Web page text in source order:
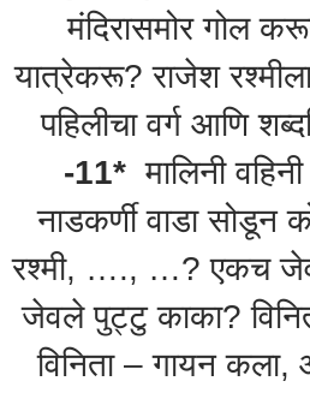
मंदिरासमोर गोल
यात्रेकरू? राजेश
पहिलीचा वर्ग आणि
-11* मालिनी
नाडकर्णी वाडा सोडून
रश्मी, …., …? एकच
जेवले पुट्टु काका?
विनिता – गायन